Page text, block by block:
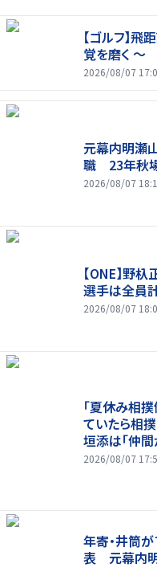
【ゴルフ】
覚を磨く ～
2026/08/07
元幕内明瀬
職 23年秋
2026/08/07
【ONE】野
選手は全員
2026/08/07
「夏休み相
ていたら相
垣添は「仲間
2026/08/07
年寄・井筒
表 元幕内